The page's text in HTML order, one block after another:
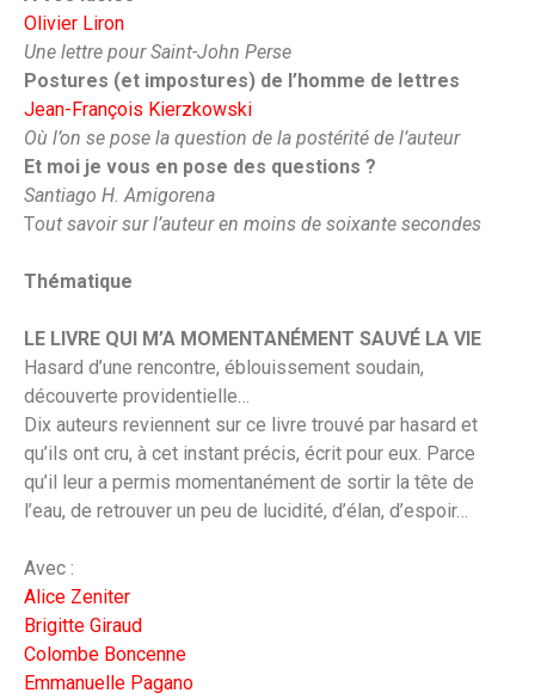
Olivier Liron
Une lettre pour Saint-John Perse
Postures (et impostures) de l’homme de lettres
Jean-François Kierzkowski
Où l’on se pose la question de la postérité de l’auteur
Et moi je vous en pose des questions ?
Santiago H. Amigorena
Tout savoir sur l’auteur en moins de soixante secondes
Thématique
LE LIVRE QUI M’A MOMENTANÉMENT SAUVÉ LA VIE
Hasard d’une rencontre, éblouissement soudain,
découverte providentielle…
Dix auteurs reviennent sur ce livre trouvé par hasard et
qu’ils ont cru, à cet instant précis, écrit pour eux. Parce
qu’il leur a permis momentanément de sortir la tête de
l’eau, de retrouver un peu de lucidité, d’élan, d’espoir…
Avec :
Alice Zeniter
Brigitte Giraud
Colombe Boncenne
Emmanuelle Pagano